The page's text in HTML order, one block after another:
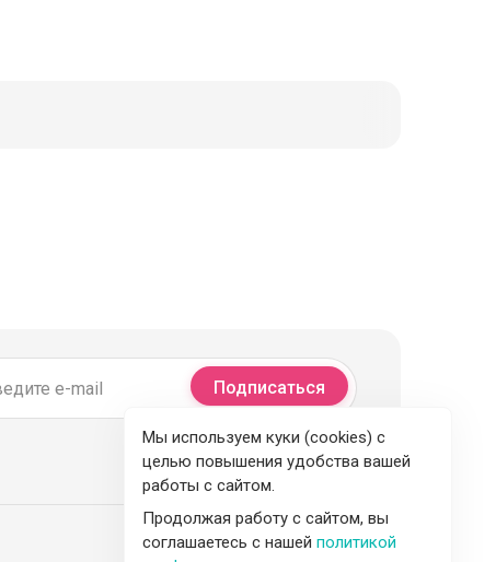
Подписаться
Мы используем куки (cookies) с
целью повышения удобства вашей
работы с сайтом.
Продолжая работу с сайтом, вы
соглашаетесь с нашей политикой